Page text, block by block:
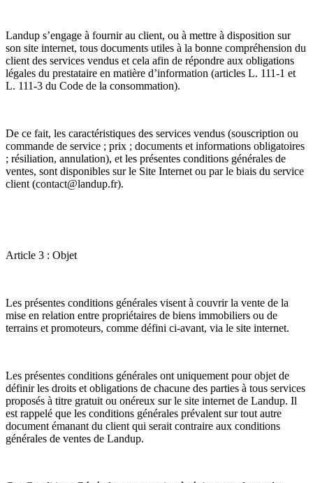
Landup s’engage à fournir au client, ou à mettre à disposition sur
son site internet, tous documents utiles à la bonne compréhension du
client des services vendus et cela afin de répondre aux obligations
légales du prestataire en matière d’information (articles L. 111-1 et
L. 111-3 du Code de la consommation).
De ce fait, les caractéristiques des services vendus (souscription ou
commande de service ; prix ; documents et informations obligatoires
; résiliation, annulation), et les présentes conditions générales de
ventes, sont disponibles sur le Site Internet ou par le biais du service
client (contact@landup.fr).
Article 3 : Objet
Les présentes conditions générales visent à couvrir la vente de la
mise en relation entre propriétaires de biens immobiliers ou de
terrains et promoteurs, comme défini ci-avant, via le site internet.
Les présentes conditions générales ont uniquement pour objet de
définir les droits et obligations de chacune des parties à tous services
proposés à titre gratuit ou onéreux sur le site internet de Landup. Il
est rappelé que les conditions générales prévalent sur tout autre
document émanant du client qui serait contraire aux conditions
générales de ventes de Landup.